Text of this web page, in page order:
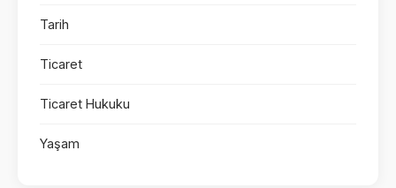
Tarih
Ticaret
Ticaret Hukuku
Yaşam